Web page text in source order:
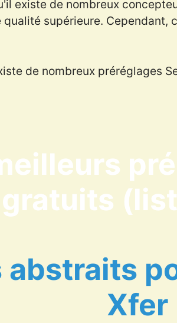
existe de nombreux
supérieure. Cependant,
de nombreux préréglages
abstraits
Xfer